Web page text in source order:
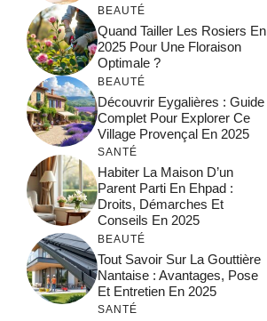
BEAUTÉ
Quand Tailler Les Rosiers En
2025 Pour Une Floraison
Optimale ?
BEAUTÉ
Découvrir Eygalières : Guide
Complet Pour Explorer Ce
Village Provençal En 2025
SANTÉ
Habiter La Maison D’un
Parent Parti En Ehpad :
Droits, Démarches Et
Conseils En 2025
BEAUTÉ
Tout Savoir Sur La Gouttière
Nantaise : Avantages, Pose
Et Entretien En 2025
SANTÉ